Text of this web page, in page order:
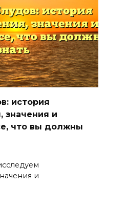
история
значения и
что вы должны
и